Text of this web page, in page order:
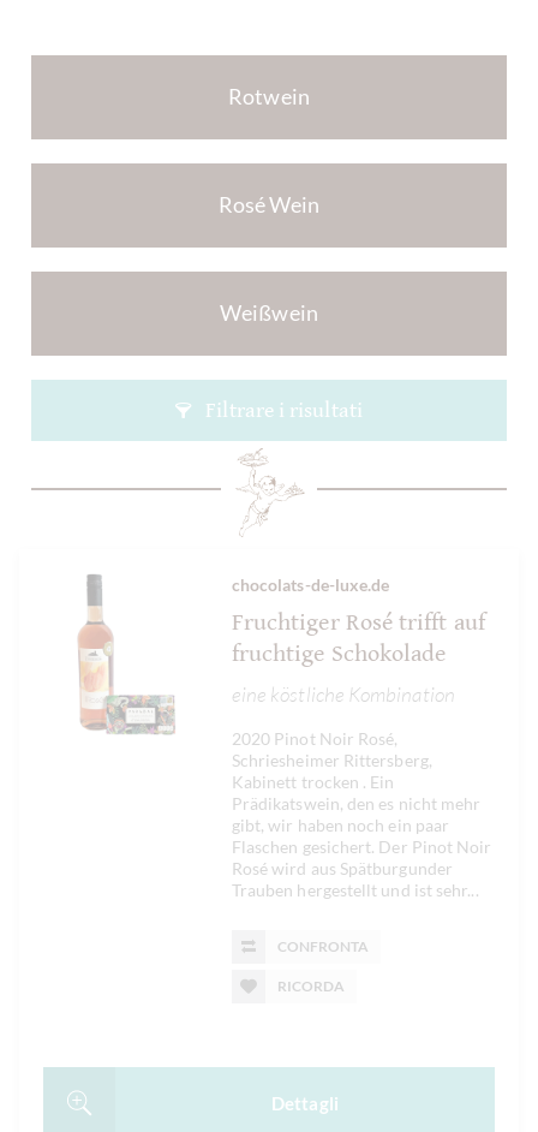
Rotwein
Rosé Wein
Weißwein
Filtrare i risultati
chocolats-de-luxe.de
Fruchtiger Rosé trifft auf
fruchtige Schokolade
eine köstliche Kombination
2020 Pinot Noir Rosé,
Schriesheimer Rittersberg,
Kabinett trocken . Ein
Prädikatswein, den es nicht mehr
gibt, wir haben noch ein paar
Flaschen gesichert. Der Pinot Noir
Rosé wird aus Spätburgunder
Trauben hergestellt und ist sehr...
Dettagli
CONFRONTA
RICORDA